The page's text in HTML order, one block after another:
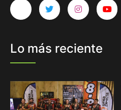
Lo más reciente